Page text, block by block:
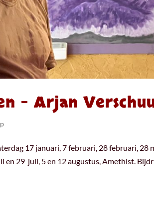
– Arjan
17 januari, 7 februari, 28 februari, 28
en 29 juli, 5 en 12 augustus, Amethist.